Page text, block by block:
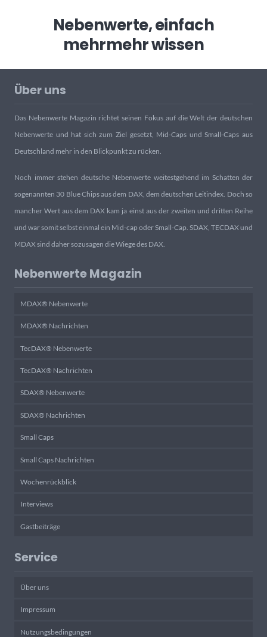
Nebenwerte, einfach
mehrmehr wissen
Über uns
Das Nebenwerte Magazin richtet seinen Fokus auf die Welt der deutschen
Nebenwerte und hat sich zum Ziel gesetzt, Mid-Caps und Small-Caps aus
Deutschland mehr in den Blickpunkt zu rücken.
Noch immer stehen deutsche Nebenwerte weitestgehend im Schatten der
sogenannten 30 Blue Chips aus dem DAX, dem deutschen Leitindex. Doch so
mancher Wert aus dem DAX kam ja einst aus der zweiten und dritten Reihe
und war somit selbst einmal ein Mid-cap oder Small-Cap. SDAX, TECDAX und
MDAX sind daher sozusagen die Wiege des DAX.
Nebenwerte Magazin
MDAX® Nebenwerte
MDAX® Nachrichten
TecDAX® Nebenwerte
TecDAX® Nachrichten
SDAX® Nebenwerte
SDAX® Nachrichten
Small Caps
Small Caps Nachrichten
Wochenrückblick
Interviews
Gastbeiträge
Service
Über uns
Impressum
Nutzungsbedingungen